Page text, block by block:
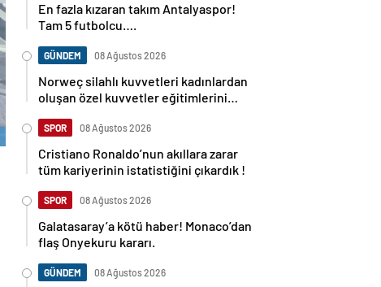
En fazla kızaran takım Antalyaspor!
Tam 5 futbolcu….
GÜNDEM 08 Ağustos 2026
Norweç silahlı kuvvetleri kadınlardan
oluşan özel kuvvetler eğitimlerini
SPOR 08 Ağustos 2026
Cristiano Ronaldo’nun akıllara zarar
tüm kariyerinin istatistiğini çıkardık !
SPOR 08 Ağustos 2026
Galatasaray’a kötü haber! Monaco’dan
flaş Onyekuru kararı.
GÜNDEM 08 Ağustos 2026